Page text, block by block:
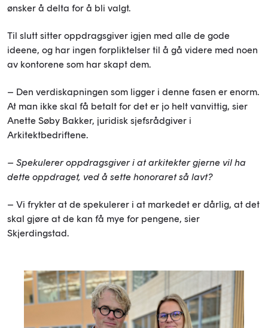
ønsker å delta for å bli valgt.
Til slutt sitter oppdragsgiver igjen med alle de gode
ideene, og har ingen forpliktelser til å gå videre med noen
av kontorene som har skapt dem.
– Den verdiskapningen som ligger i denne fasen er enorm.
At man ikke skal få betalt for det er jo helt vanvittig, sier
Anette Søby Bakker, juridisk sjefsrådgiver i
Arkitektbedriftene.
– Spekulerer oppdragsgiver i at arkitekter gjerne vil ha
dette oppdraget, ved å sette honoraret så lavt?
– Vi frykter at de spekulerer i at markedet er dårlig, at det
skal gjøre at de kan få mye for pengene, sier
Skjerdingstad.